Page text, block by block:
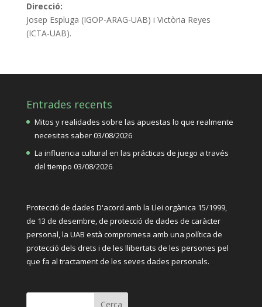
Direcció:
Josep Espluga (IGOP-ARAG-UAB) i Victòria Reyes
(ICTA-UAB).
Entrades recents
Mitos y realidades sobre las apuestas lo que realmente
necesitas saber03/08/2026
La influencia cultural en las prácticas de juego a través
del tiempo 03/08/2026
Protecció de dades D'acord amb la Llei orgànica 15/1999,
de 13 de desembre, de protecció de dades de caràcter
personal, la UAB està compromesa amb una política de
protecció dels drets i de les llibertats de les persones pel
que fa al tractament de les seves dades personals.